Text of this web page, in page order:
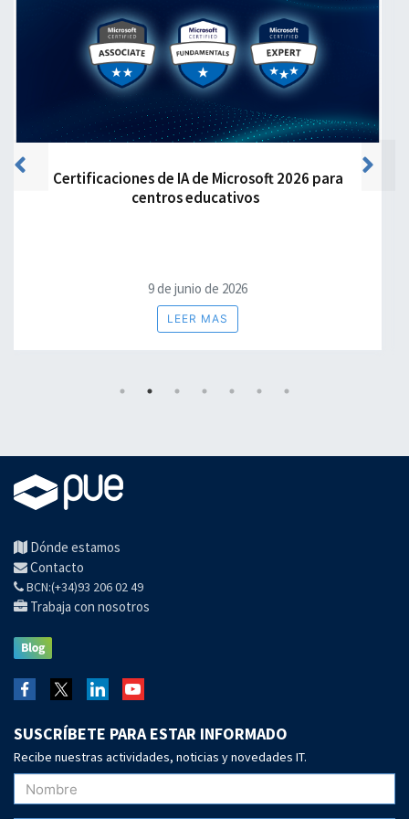
PreviousCertificaciones de IA de Microsoft 2026 para
centros educativos
9 de junio de 2026
LEER MAS
1 2 3 4 5 6 7
Dónde estamos
Contacto
BCN:(+34)93 206 02 49
Trabaja con nosotros
SUSCRÍBETE PARA ESTAR INFORMADO
Recibe nuestras actividades, noticias y novedades IT.